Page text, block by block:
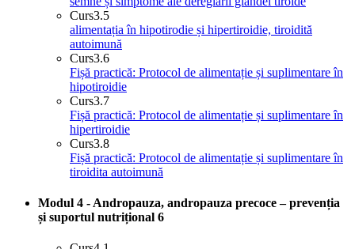
Curs3.5
alimentația în hipotirodie și hipertiroidie, tiroidită
autoimună
Curs3.6
Fișă practică: Protocol de alimentație și suplimentare în
hipotiroidie
Curs3.7
Fișă practică: Protocol de alimentație și suplimentare în
hipertiroidie
Curs3.8
Fișă practică: Protocol de alimentație și suplimentare în
tiroidita autoimună
Modul 4 - Andropauza, andropauza precoce – prevenția
și suportul nutrițional 6